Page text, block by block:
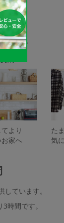
ます。
納
より
家へ
た
気
ています。
時間です。